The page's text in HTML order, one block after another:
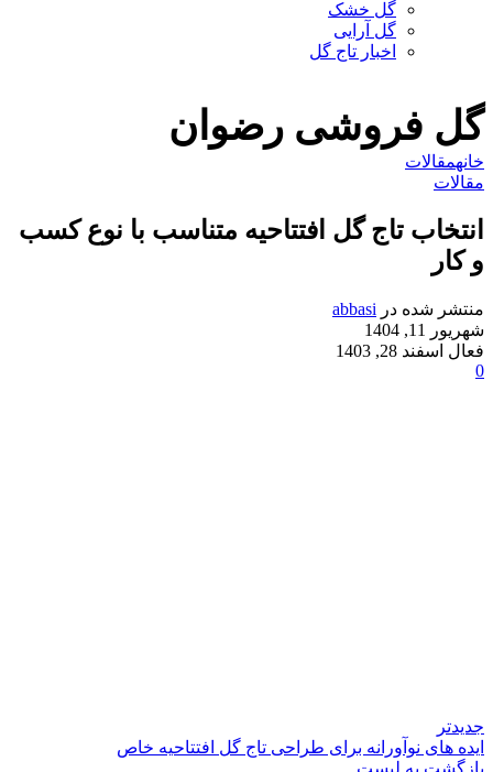
گل خشک
گل آرایی
اخبار تاج گل
گل فروشی رضوان
خانهمقالات
مقالات
انتخاب تاج گل افتتاحیه متناسب با نوع کسب
و کار
منتشر شده در abbasi
شهریور 11, 1404
فعال اسفند 28, 1403
0
جدیدتر
ایده های نوآورانه برای طراحی تاج گل افتتاحیه خاص
بازگشت به لیست